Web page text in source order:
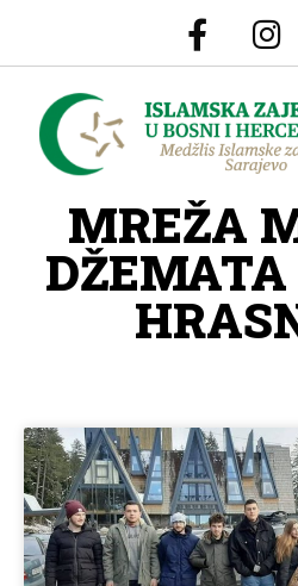
MREŽA